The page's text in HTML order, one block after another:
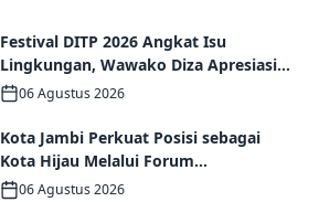
Festival DITP 2026 Angkat Isu
Lingkungan, Wawako Diza Apresiasi
Karya Seniman Jambi
06 Agustus 2026
Kota Jambi Perkuat Posisi sebagai
Kota Hijau Melalui Forum
Internasional IMT-GT GCMC 2026
06 Agustus 2026